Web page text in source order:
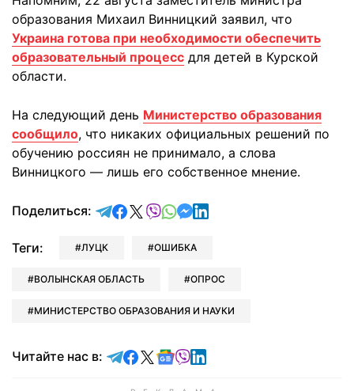
образования Михаил Винницкий заявил, что
Украина готова при необходимости обеспечить
образовательный процесс для детей в Курской
области.
На следующий день Министерство образования
сообщило, что никаких официальных решений по
обучению россиян не принимало, а слова
Винницкого — лишь его собственное мнение.
Поделиться: отправить в Telegram
поделиться в Facebook
поделиться в X
отправить в Viber
отправить в Whatsapp
отправить в Messenger
отправить в LinkedIn
Теги: ЛУЦК ОШИБКА
ВОЛЫНСКАЯ ОБЛАСТЬ ОПРОС
МИНИСТЕРСТВО ОБРАЗОВАНИЯ И НАУКИ
Читайте нас в: Читайте в Telegram
Читайте в Facebook
Читайте в X
Читайте в Google news
Читайте в Viber
Читайте в LinkedIn